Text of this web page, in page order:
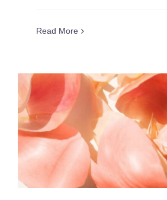
Read More